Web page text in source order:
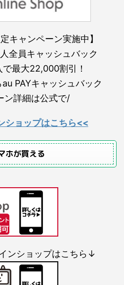
キャンペーン実施中】
全員キャッシュバック
で最大22,000割引！
PAYキャッシュバック
ン詳細は公式で/
ショップはこちら<<
ホが買える
ンショップはこちら↓